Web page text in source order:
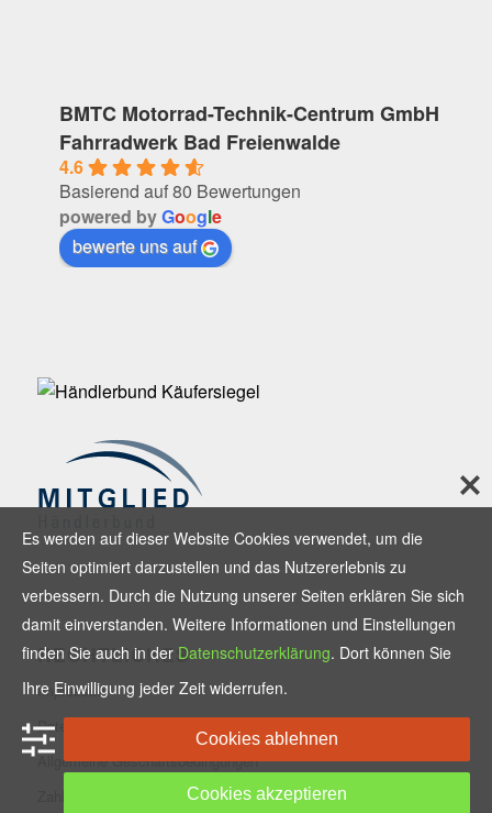
BMTC Motorrad-Technik-Centrum GmbH
Fahrradwerk Bad Freienwalde
4.6
Basierend auf 80 Bewertungen
powered byGoogle
bewerte uns auf
RECHTLICHES
Impressum
Datenschutzerklärung
Allgemeine Geschäftsbedingungen
Zahlungsmethoden und Versand
Es werden auf dieser Website Cookies verwendet, um die
Seiten optimiert darzustellen und das Nutzererlebnis zu
verbessern. Durch die Nutzung unserer Seiten erklären Sie sich
damit einverstanden. Weitere Informationen und Einstellungen
finden Sie auch in der Datenschutzerklärung. Dort können Sie
Ihre Einwilligung jeder Zeit widerrufen.
Cookies ablehnen
Cookies akzeptieren